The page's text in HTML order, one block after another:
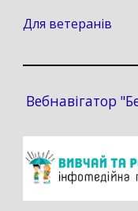
Для ветеранів
Вебнавігатор